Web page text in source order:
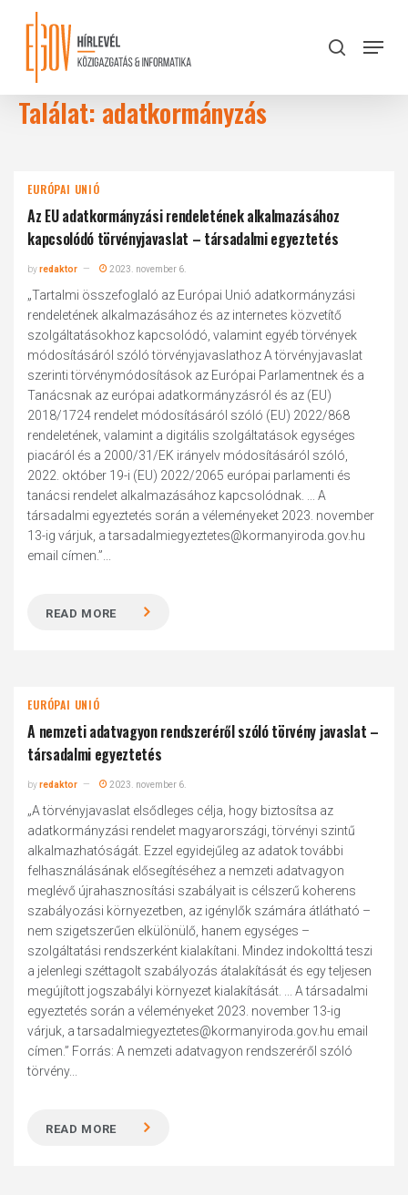
content
search
Menu
Találat: adatkormányzás
EURÓPAI UNIÓ
Az EU adatkormányzási rendeletének alkalmazásához
kapcsolódó törvényjavaslat – társadalmi egyeztetés
byredaktor 2023. november 6.
„Tartalmi összefoglaló az Európai Unió adatkormányzási
rendeletének alkalmazásához és az internetes közvetítő
szolgáltatásokhoz kapcsolódó, valamint egyéb törvények
módosításáról szóló törvényjavaslathoz A törvényjavaslat
szerinti törvénymódosítások az Európai Parlamentnek és a
Tanácsnak az európai adatkormányzásról és az (EU)
2018/1724 rendelet módosításáról szóló (EU) 2022/868
rendeletének, valamint a digitális szolgáltatások egységes
piacáról és a 2000/31/EK irányelv módosításáról szóló,
2022. október 19-i (EU) 2022/2065 európai parlamenti és
tanácsi rendelet alkalmazásához kapcsolódnak. ... A
társadalmi egyeztetés során a véleményeket 2023. november
13-ig várjuk, a tarsadalmiegyeztetes@kormanyiroda.gov.hu
email címen.”...
READ MORE
EURÓPAI UNIÓ
A nemzeti adatvagyon rendszeréről szóló törvény javaslat –
társadalmi egyeztetés
byredaktor 2023. november 6.
„A törvényjavaslat elsődleges célja, hogy biztosítsa az
adatkormányzási rendelet magyarországi, törvényi szintű
alkalmazhatóságát. Ezzel egyidejűleg az adatok további
felhasználásának elősegítéséhez a nemzeti adatvagyon
meglévő újrahasznosítási szabályait is célszerű koherens
szabályozási környezetben, az igénylők számára átlátható –
nem szigetszerűen elkülönülő, hanem egységes –
szolgáltatási rendszerként kialakítani. Mindez indokolttá teszi
a jelenlegi széttagolt szabályozás átalakítását és egy teljesen
megújított jogszabályi környezet kialakítását. ... A társadalmi
egyeztetés során a véleményeket 2023. november 13-ig
várjuk, a tarsadalmiegyeztetes@kormanyiroda.gov.hu email
címen.” Forrás: A nemzeti adatvagyon rendszeréről szóló
törvény...
READ MORE
Close